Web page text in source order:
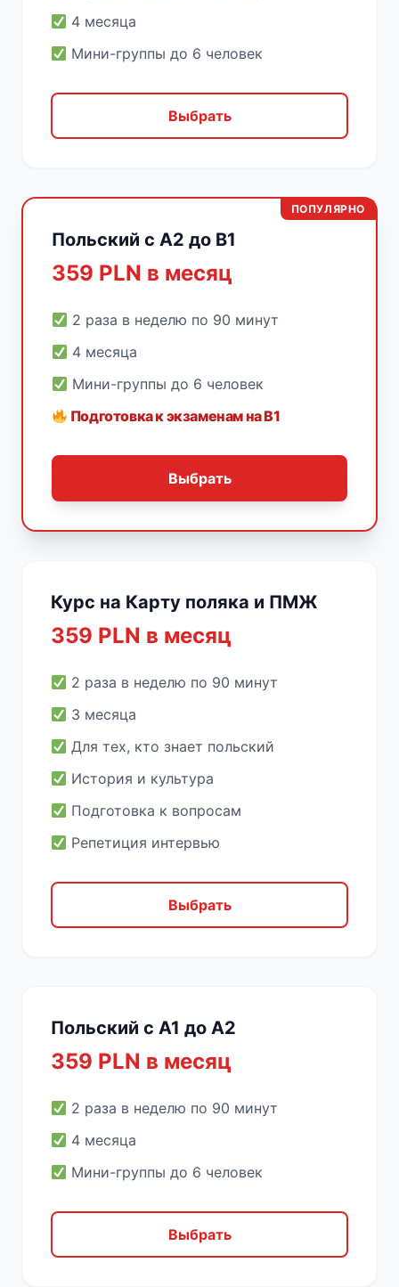
4 месяца
Мини-группы до 6 человек
Выбрать
ПОПУЛЯРНО
Польский с A2 до B1
359 PLN в месяц
2 раза в неделю по 90 минут
4 месяца
Мини-группы до 6 человек
Подготовка к экзаменам на B1
Выбрать
Курс на Карту поляка и ПМЖ
359 PLN в месяц
2 раза в неделю по 90 минут
3 месяца
Для тех, кто знает польский
История и культура
Подготовка к вопросам
Репетиция интервью
Выбрать
Польский с A1 до A2
359 PLN в месяц
2 раза в неделю по 90 минут
4 месяца
Мини-группы до 6 человек
Выбрать